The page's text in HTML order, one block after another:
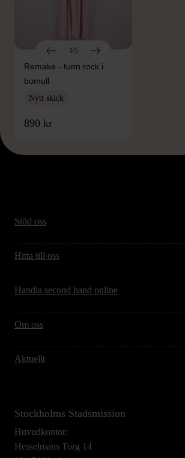
1/5
Remake - tunn rock i
bomull
Nytt skick
890 kr
Stöd oss
Hitta till oss
Handla second hand online
Om oss
Aktuellt
Stockholms Stadsmission
Huvudkontor:
Hesselmans Torg 14